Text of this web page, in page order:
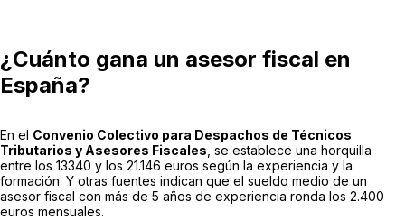
¿Cuánto gana un asesor fiscal en
España?
En el Convenio Colectivo para Despachos de Técnicos
Tributarios y Asesores Fiscales , se establece una horquilla
entre los 13340 y los 21.146 euros según la experiencia y la
formación. Y otras fuentes indican que el sueldo medio de un
asesor fiscal con más de 5 años de experiencia ronda los 2.400
euros mensuales.